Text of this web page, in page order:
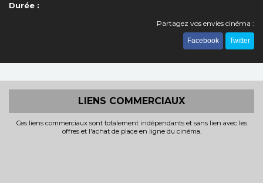
Durée :
Partagez vos envies cinéma :
Facebook Twitter
LIENS COMMERCIAUX
Ces liens commerciaux sont totalement indépendants et sans lien avec les
offres et l'achat de place en ligne du cinéma.